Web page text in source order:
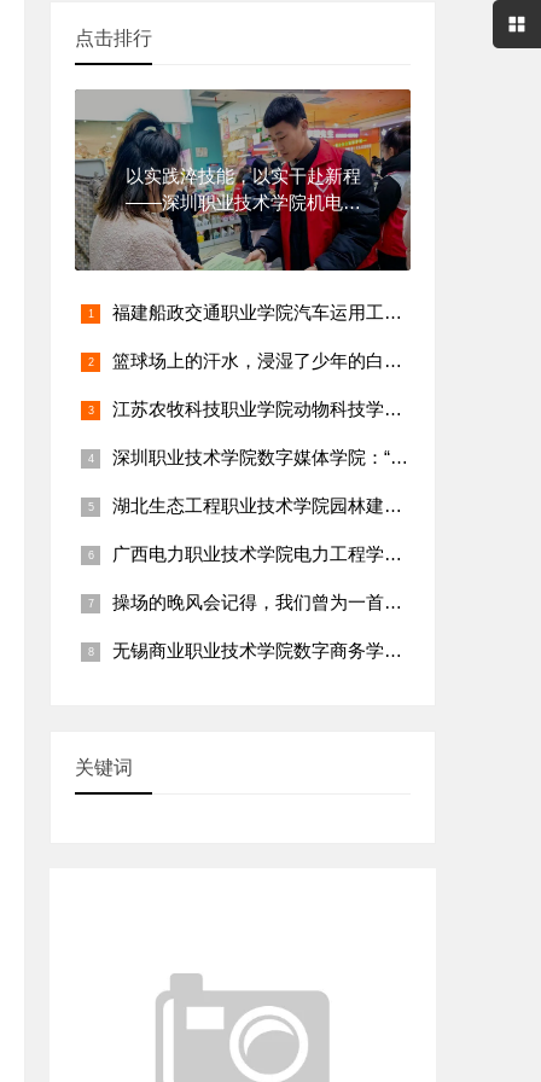
点击排行
以实践淬技能，以实干赴新程
——深圳职业技术学院机电一
体化技术
福建船政交通职业学院汽车运用工程系：“乡村新能源汽车维修保养
篮球场上的汗水，浸湿了少年的白衬衫
江苏农牧科技职业学院动物科技学院：陈雨欣团队打造校园畜牧科技
深圳职业技术学院数字媒体学院：“乡村短视频创作与直播带货技能
湖北生态工程职业技术学院园林建工学院：“乡村古树名木保护与生
广西电力职业技术学院电力工程学院：“乡村电网线路巡检与安全用
操场的晚风会记得，我们曾为一首诗争论到天明
无锡商业职业技术学院数字商务学院：“乡村直播电商运营指导与特
关键词